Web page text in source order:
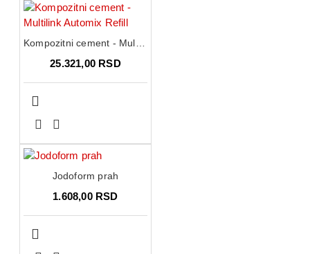
25.321,00 RSD
Jodoform prah
1.608,00 RSD